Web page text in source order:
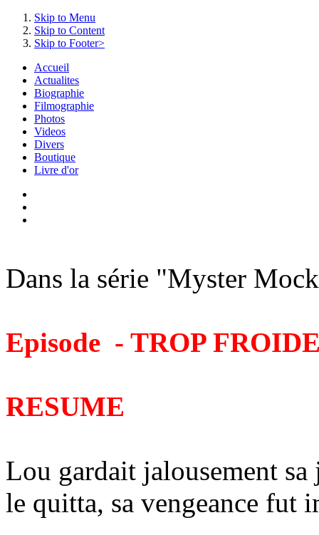
Skip to Menu
Skip to Content
Skip to Footer>
Accueil
Actualites
Biographie
Filmographie
Photos
Videos
Divers
Boutique
Livre d'or
Dans la série "Myster
Episode - TROP
RESUME
Lou gardait jalousement sa
le quitta, sa vengeance